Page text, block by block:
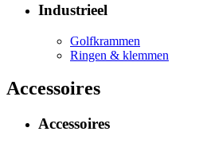
Industrieel
Golfkrammen
Ringen & klemmen
Accessoires
Accessoires